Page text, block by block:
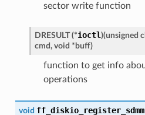
sector write function
DRESULT (*ioctl)(unsigned
cmd, void * buff)
function to get info
operations
void